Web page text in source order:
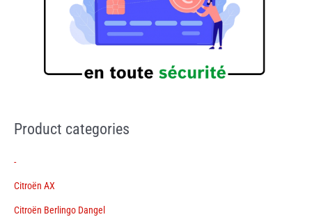
Product categories
-
Citroën AX
Citroën Berlingo Dangel